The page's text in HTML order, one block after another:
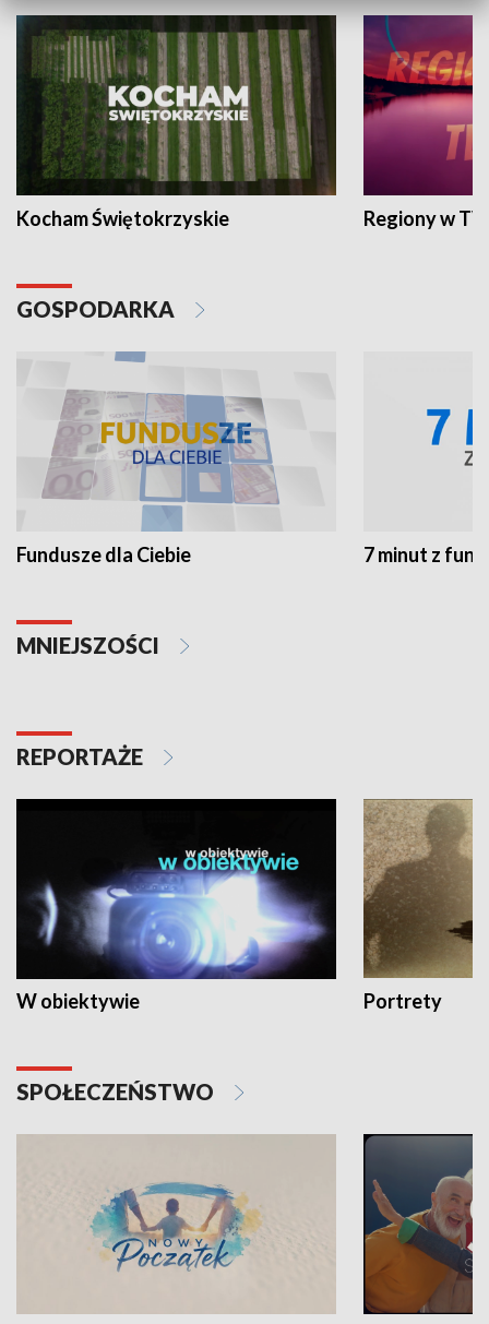
Kocham Świętokrzyskie Regiony w
GOSPODARKA
Fundusze dla Ciebie 7 minut z
MNIEJSZOŚCI
REPORTAŻE
W obiektywie Portrety
SPOŁECZEŃSTWO